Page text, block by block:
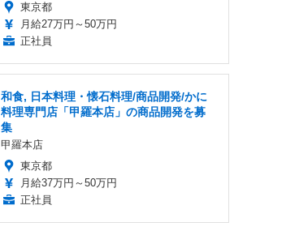
東京都
月給27万円～50万円
正社員
和食, 日本料理・懐石料理/商品開発/かに
料理専門店「甲羅本店」の商品開発を募
集
甲羅本店
東京都
月給37万円～50万円
正社員